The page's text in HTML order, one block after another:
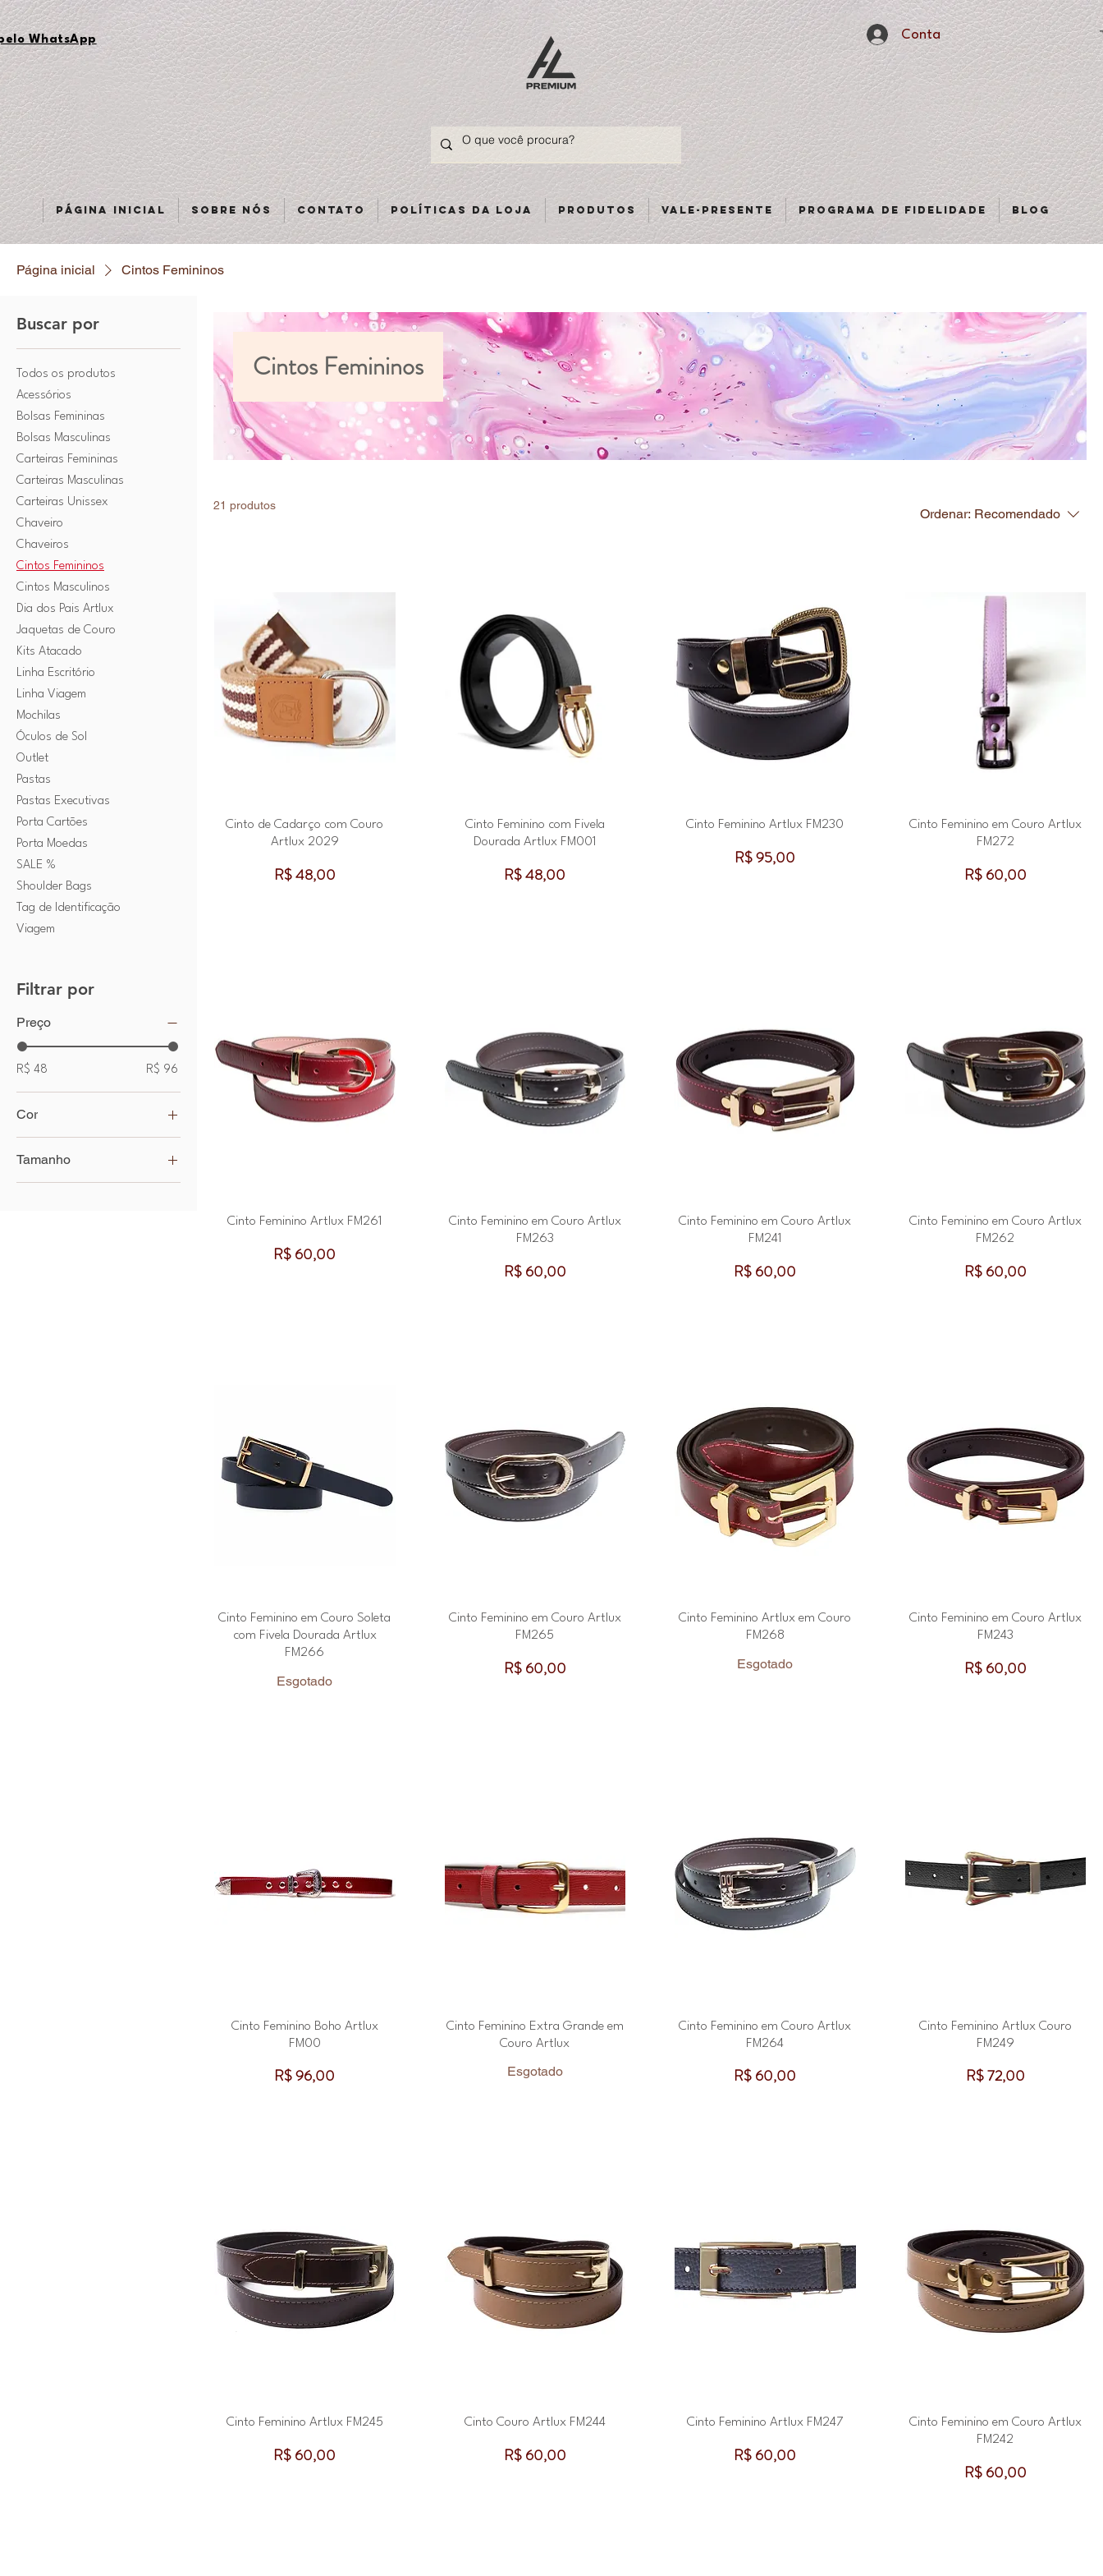
WhatsApp Conta
Página inicial Sobre nós Contato Políticas da loja Produtos Vale-presente Programa de fidelidade Blog
Página inicial Cintos Femininos
Buscar por
Todos os produtos
Acessórios
Bolsas Femininas
Bolsas Masculinas
Carteiras Femininas
Carteiras Masculinas
Carteiras Unissex
Chaveiro
Chaveiros
Cintos Femininos
Cintos Masculinos
Dia dos Pais Artlux
Jaquetas de Couro
Kits Atacado
Linha Escritório
Linha Viagem
Mochilas
Óculos de Sol
Outlet
Pastas
Pastas Executivas
Porta Cartões
Porta Moedas
SALE %
Shoulder Bags
Tag de Identificação
Viagem
Filtrar por
Preço
R$ 48 R$ 96
Cor
Tamanho
100 cm
Cintos Femininos
21 produtos
Ordenar: Recomendado
Cinto de Cadarço com Couro
Artlux 2029
Preço
R$ 48,00
Cinto Feminino com Fivela
Dourada Artlux FM001
Preço
R$ 48,00
Cinto Feminino Artlux FM230
Preço
R$ 95,00
Cinto Feminino em Couro Artlux
FM272
Preço
R$ 60,00
Cinto Feminino Artlux FM261
Preço
R$ 60,00
Cinto Feminino em Couro Artlux
FM263
Preço
R$ 60,00
Cinto Feminino em Couro Artlux
FM241
Preço
R$ 60,00
Cinto Feminino em Couro Artlux
FM262
Preço
R$ 60,00
Cinto Feminino em Couro Soleta
com Fivela Dourada Artlux
FM266
Esgotado
Cinto Feminino em Couro Artlux
FM265
Preço
R$ 60,00
Cinto Feminino Artlux em Couro
FM268
Esgotado
Cinto Feminino em Couro Artlux
FM243
Preço
R$ 60,00
Cinto Feminino Boho Artlux
FM00
Preço
R$ 96,00
Cinto Feminino Extra Grande em
Couro Artlux
Esgotado
Cinto Feminino em Couro Artlux
FM264
Preço
R$ 60,00
Cinto Feminino Artlux Couro
FM249
Preço
R$ 72,00
Cinto Feminino Artlux FM245
Preço
R$ 60,00
Cinto Couro Artlux FM244
Preço
R$ 60,00
Cinto Feminino Artlux FM247
Preço
R$ 60,00
Cinto Feminino em Couro Artlux
FM242
Preço
R$ 60,00